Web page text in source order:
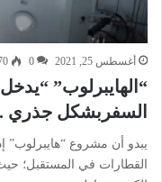
أغسطس 25, 2021 0
“الهايبرلوب”
السفربشكل جذري
يبدو أن مشروع “هايبرلوب”
القطارات في المستقبل؛